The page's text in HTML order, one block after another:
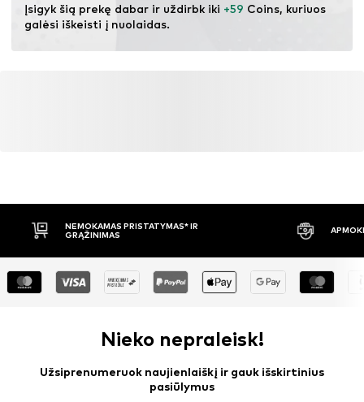
Įsigyk šią prekę dabar ir uždirbk iki +59 Coins, kuriuos
galėsi iškeisti į nuolaidas.
NEMOKAMAS PRISTATYMAS* IR
GRĄŽINIMAS
Nieko nepraleisk!
Užsiprenumeruok naujienlaiškį ir gauk išskirtinius
pasiūlymus